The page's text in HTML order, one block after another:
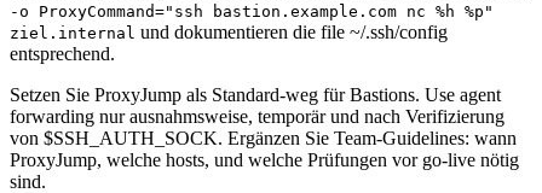
-o ProxyCommand="ssh bastion.example.com nc %h %p"
ziel.internal und dokumentieren die file ~/.ssh/config
entsprechend.
Setzen Sie ProxyJump als Standard‑weg für Bastions. Use agent
forwarding nur ausnahmsweise, temporär und nach Verifizierung
von $SSH_AUTH_SOCK. Ergänzen Sie Team‑Guidelines: wann
ProxyJump, welche hosts, und welche Prüfungen vor go‑live nötig
sind.